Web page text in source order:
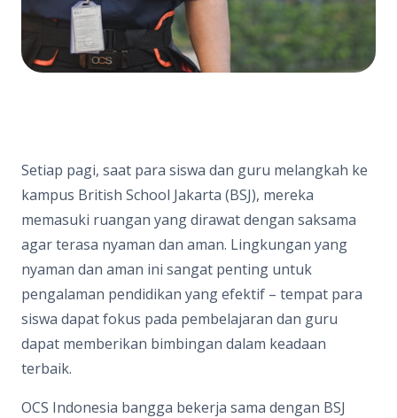
Setiap pagi, saat para siswa dan guru melangkah ke
kampus British School Jakarta (BSJ), mereka
memasuki ruangan yang dirawat dengan saksama
agar terasa nyaman dan aman. Lingkungan yang
nyaman dan aman ini sangat penting untuk
pengalaman pendidikan yang efektif – tempat para
siswa dapat fokus pada pembelajaran dan guru
dapat memberikan bimbingan dalam keadaan
terbaik.
OCS Indonesia bangga bekerja sama dengan BSJ